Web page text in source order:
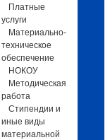
Платные
услуги
Материально-
техническое
обеспечение
НОКОУ
Методическая
работа
Стипендии и
иные виды
материальной